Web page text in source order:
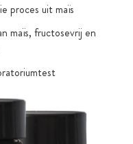
proces uit maïs
maïs, fructosevrij en